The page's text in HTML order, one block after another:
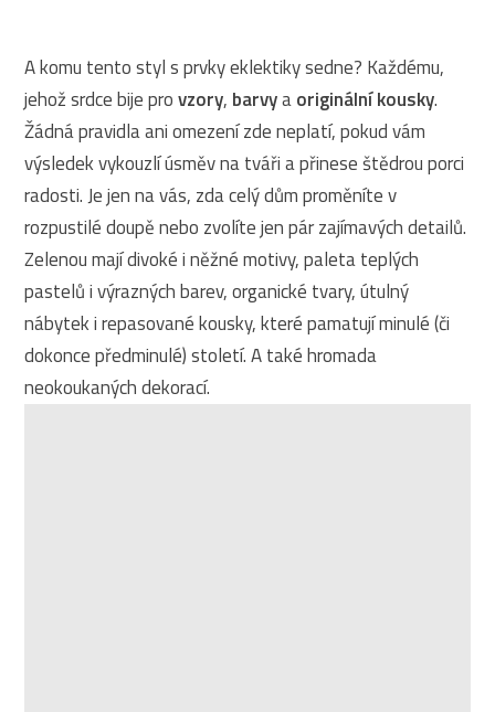
A komu tento styl s prvky eklektiky sedne? Každému,
jehož srdce bije provzory, barvyaoriginální kousky.
Žádná pravidla ani omezení zde neplatí, pokud vám
výsledek vykouzlí úsměv na tváři a přinese štědrou porci
radosti. Je jen na vás, zda celý dům proměníte v
rozpustilé doupě nebo zvolíte jen pár zajímavých detailů.
Zelenou mají divoké i něžné motivy, paleta teplých
pastelů i výrazných barev, organické tvary, útulný
nábytek i repasované kousky, které pamatují minulé (či
dokonce předminulé) století. A také hromada
neokoukaných dekorací.